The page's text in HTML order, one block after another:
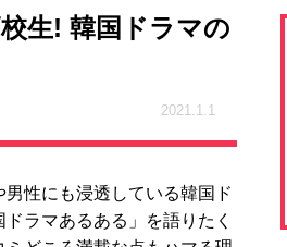
生! 韓国ドラマの
2021.1.1
性にも浸透している韓国ド
ラマあるある」を語りたく